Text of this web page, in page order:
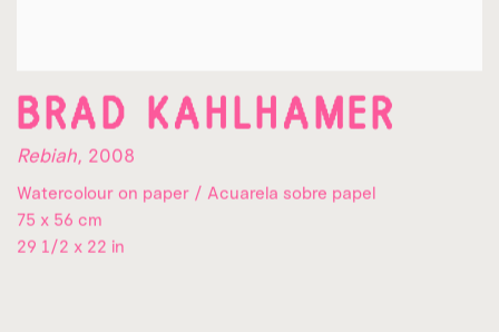
BRAD KAHLHAMER
Rebiah, 2008
Watercolour on paper / Acuarela sobre papel
75 x 56 cm
29 1/2 x 22 in